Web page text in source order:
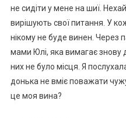
не сидіти у мене на шиї.
вирішують свої питання. У
нікому не буде винен. Через
мами Юлі, яка вимагає знову
них не було місця. Я
донька не вміє поважати
це моя вина?